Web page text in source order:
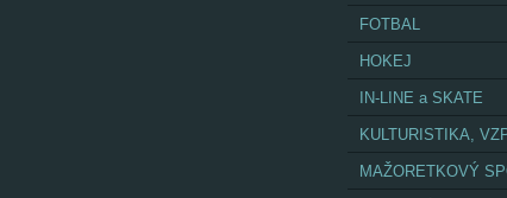
FOTBAL
HOKEJ
IN-LINE a SKATE
KULTURISTIKA,
MAŽORETKOVÝ